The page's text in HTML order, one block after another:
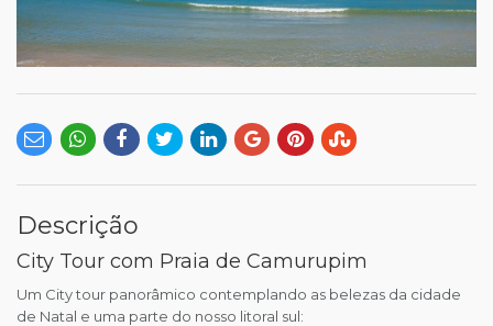
Descrição
City Tour com Praia de Camurupim
Um City tour panorâmico contemplando as belezas da cidade
de Natal e uma parte do nosso litoral sul: